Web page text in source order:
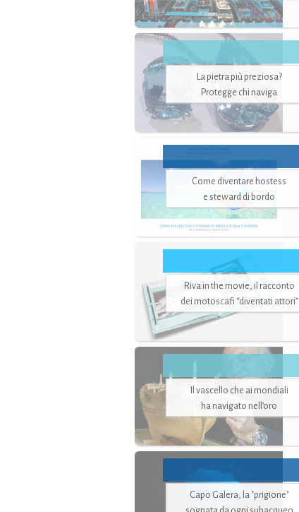
La pietra più preziosa?
Protegge chi naviga
Come diventare hostess
e steward di bordo
Riva in the movie, il racconto
dei motoscafi “diventati attori”
Il vascello che ai mondiali
ha navigato nell’oro
Capo Galera, la "prigione"